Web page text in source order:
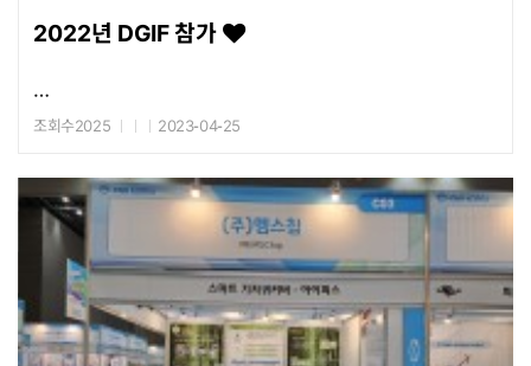
2022년 DGIF 참가
조회수2025 2023-04-25